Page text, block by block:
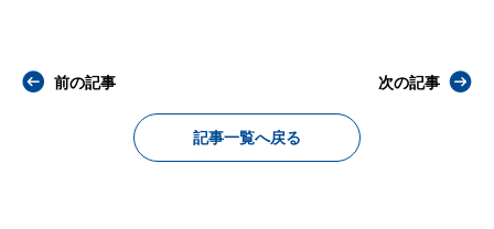
前の記事
記事一覧へ戻る
次の記事